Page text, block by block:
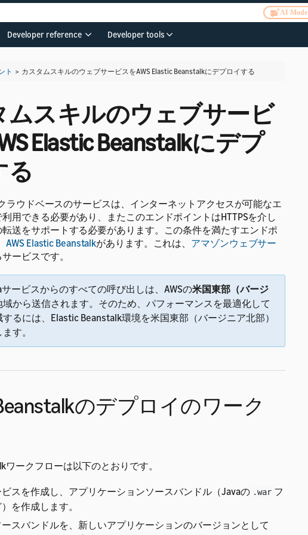
AI Mode
Developer reference Developer tools
ト > カスタムスキルのウェブサービスをAWS Elastic Beanstalkにデプロイする
ムスキルのウェブサービ
Elastic Beanstalkにデプ
る
ラウドベースのサービスは、インターネットアクセスが可能なエ
用できる必要があり、またこのエンドポイントはHTTPSを介し
送をサポートする必要があります。この条件を満たすエンドポ
AWS Elastic Beanstalkがあります。これは、 アマゾンウェブサー
ービスです。
ービスからのすべての呼び出しは、AWSの米国東部（バージ
域から送信されます。そのため、パフォーマンスを最適化して
るには、Elastic Beanstalk環境を米国東部（バージニア北部）
す。
のデプロイのワーク
ワークフローは以下のとおりです。
スを作成し、アプリケーションソースバンドル（Javaの .war フ
を作成します。
スバンドルを、新しいアプリケーションのバージョンとして